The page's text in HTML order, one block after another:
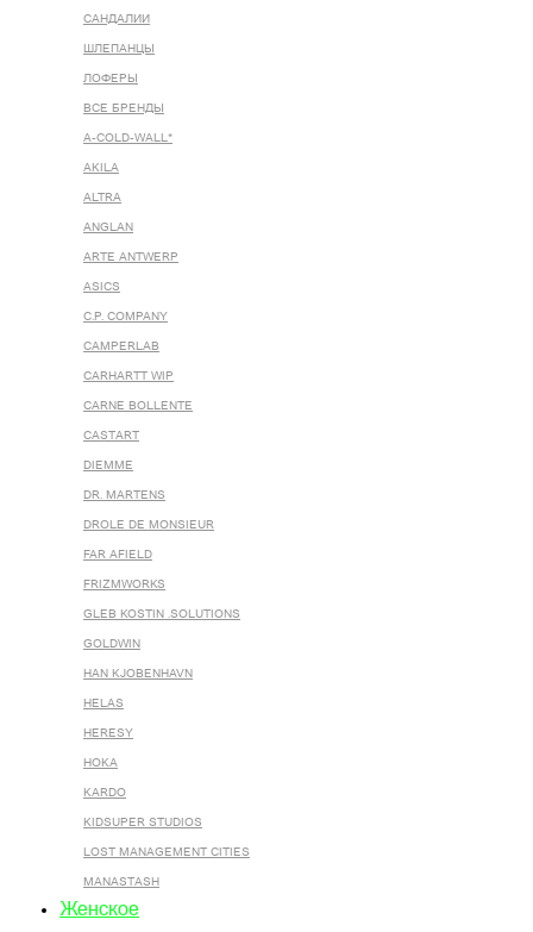
САНДАЛИИ
ШЛЕПАНЦЫ
ЛОФЕРЫ
ВСЕ БРЕНДЫ
A-COLD-WALL*
AKILA
ALTRA
ANGLAN
ARTE ANTWERP
ASICS
C.P. COMPANY
CAMPERLAB
CARHARTT WIP
CARNE BOLLENTE
CASTART
DIEMME
DR. MARTENS
DROLE DE MONSIEUR
FAR AFIELD
FRIZMWORKS
GLEB KOSTIN .SOLUTIONS
GOLDWIN
HAN KJOBENHAVN
HELAS
HERESY
HOKA
KARDO
KIDSUPER STUDIOS
LOST MANAGEMENT CITIES
MANASTASH
Женское